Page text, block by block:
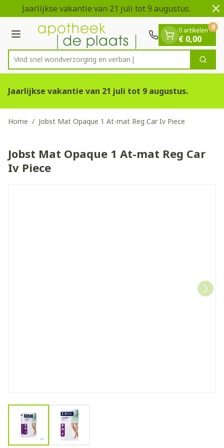
Ga naar de inhoud
1 van 2
Jaarlijkse vakantie van 21 juli tot 9 augustus.
Menu
Product, merk, categorie...
Vind snel wondverzorging e Zoek
0 artikelen
€ 0,00
0
Jaarlijkse vakantie van 21 juli tot 9 augustus.
Home / Jobst Mat Opaque 1 At-mat Reg Car Iv Piece
Jobst Mat Opaque 1 At-mat Reg Car
Iv Piece
View larger imageView larger image